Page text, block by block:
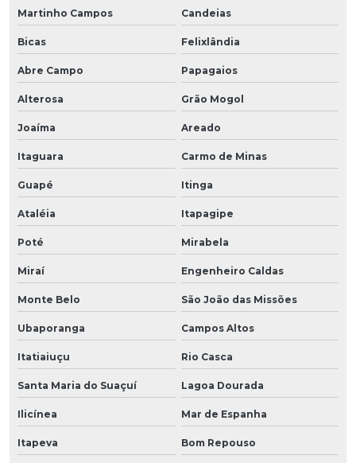
Martinho Campos Candeias
Bicas Felixlândia
Abre Campo Papagaios
Alterosa Grão Mogol
Joaíma Areado
Itaguara Carmo de Minas
Guapé Itinga
Ataléia Itapagipe
Poté Mirabela
Miraí Engenheiro Caldas
Monte Belo São João das Missões
Ubaporanga Campos Altos
Itatiaiuçu Rio Casca
Santa Maria do Suaçuí Lagoa Dourada
Ilicínea Mar de Espanha
Itapeva Bom Repouso